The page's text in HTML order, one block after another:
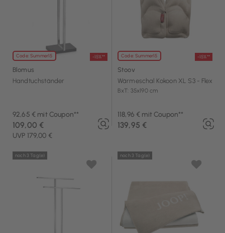
Code: Summer15 -15%**
Blomus
Handtuchständer
92,65 € mit Coupon**
UVP 179,00 €
109,00 €
Code: Summer15 -15%**
Stoov
Wärmeschal Kokoon XL S3 - Flex
BxT: 35x190 cm
118,96 € mit Coupon**
139,95 €
noch 3 Tag(e) noch 3 Tag(e)